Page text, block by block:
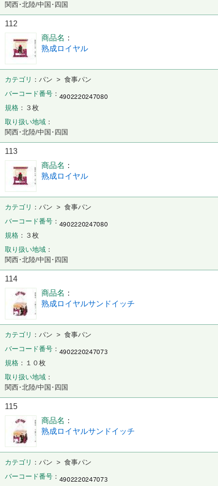
関西･北陸/中国･四国
112
商品名
熟成ロイヤル
カテゴリ
パン > 食事パン
バーコード番号
規格
３枚
取り扱い地域
関西･北陸/中国･四国
113
商品名
熟成ロイヤル
カテゴリ
パン > 食事パン
バーコード番号
規格
３枚
取り扱い地域
関西･北陸/中国･四国
114
商品名
熟成ロイヤルサンドイッチ
カテゴリ
パン > 食事パン
バーコード番号
規格
１０枚
取り扱い地域
関西･北陸/中国･四国
115
商品名
熟成ロイヤルサンドイッチ
カテゴリ
パン > 食事パン
バーコード番号